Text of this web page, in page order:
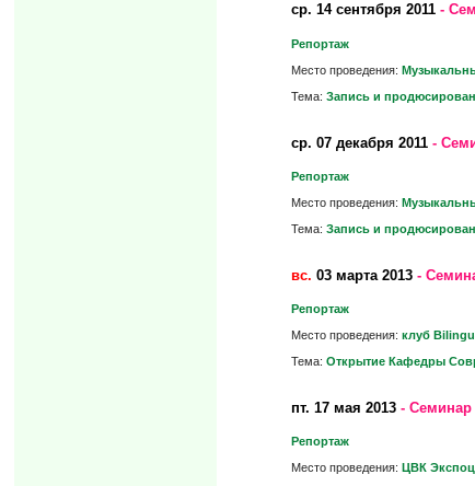
ср. 14 сентября 2011-
Репортаж
Место проведения:
Тема: Запись и
ср. 07 декабря 2011-
Репортаж
Место проведения:
Тема: Запись и
вс. 03 марта 2013-
Репортаж
Место проведения: клуб
Тема: Открытие Кафедры
пт. 17 мая 2013- Семинар
Репортаж
Место проведения: ЦВК